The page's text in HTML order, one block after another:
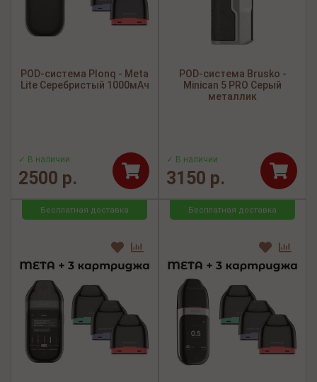
POD-система Plonq - Meta
Lite Серебристый 1000мАч
✓ В наличии
2500 р.
POD-система Brusko -
Minican 5 PRO Серый
металлик
✓ В наличии
3150 р.
Бесплатная доставка Бесплатная доставка